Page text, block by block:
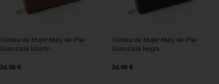
Cartera de Mujer Mary en Piel
Granulada Marrón
34.99 €
Cartera de Mujer Mary en Piel
Granulada Negra
34.99 €